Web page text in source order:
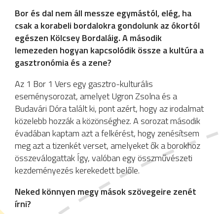
Bor és dal nem áll messze egymástól, elég, ha
csak a korabeli bordalokra gondolunk az ókortól
egészen Kölcsey Bordaláig. A második
lemezeden hogyan kapcsolódik össze a kultúra a
gasztronómia és a zene?
Az 1 Bor 1 Vers egy gasztro-kulturális
eseménysorozat, amelyet Ugron Zsolna és a
Budavári Dóra talált ki, pont azért, hogy az irodalmat
közelebb hozzák a közönséghez. A sorozat második
évadában kaptam azt a felkérést, hogy zenésítsem
meg azt a tizenkét verset, amelyeket ők a borokhoz
összeválogattak Így, valóban egy összművészeti
kezdeményezés kerekedett belőle.
Neked könnyen megy mások szövegeire zenét
írni?